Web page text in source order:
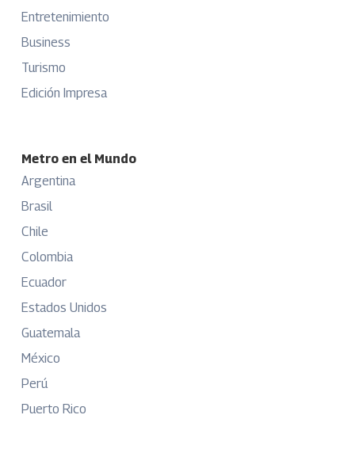
Entretenimiento
Business
Turismo
Edición Impresa
Metro en el Mundo
Argentina
Brasil
Chile
Colombia
Ecuador
Estados Unidos
Guatemala
México
Perú
Puerto Rico